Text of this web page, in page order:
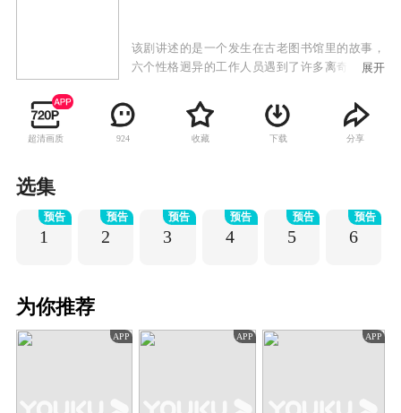
该剧讲述的是一个发生在古老图书馆里的故事，
六个性格迥异的工作人员遇到了许多离奇事件，
暇的密集笑点，让你猜中了开头，却猜不中结
尾。
展开
超清画质 924 收藏 下载 分享
选集
1
预告
2
预告
3
预告
4
预告
5
预告
6
预告
为你推荐
APP APP APP